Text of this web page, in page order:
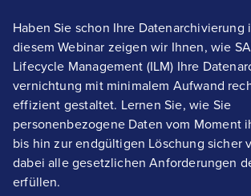
Haben Sie schon Ihre Datenarchivierung
diesem Webinar zeigen wir Ihnen, wie
Lifecycle Management (ILM) Ihre
vernichtung mit minimalem Aufwand
effizient gestaltet. Lernen Sie, wie Sie
personenbezogene Daten vom Moment
bis hin zur endgültigen Löschung sicher
dabei alle gesetzlichen Anforderungen
erfüllen.